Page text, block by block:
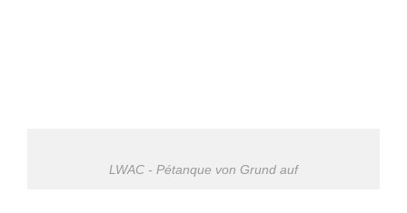
LWAC - Pétanque von Grund auf